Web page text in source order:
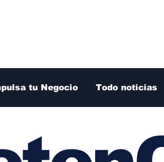
tu Negocio Todo noticias